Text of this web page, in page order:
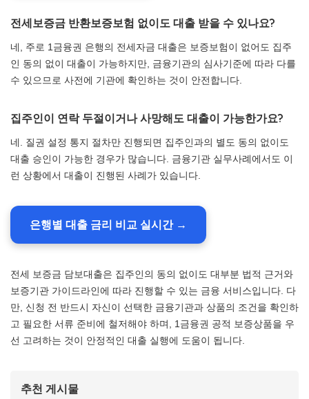
전세보증금 반환보증보험 없이도 대출 받을 수 있나요?
네, 주로 1금융권 은행의 전세자금 대출은 보증보험이 없어도 집주
인 동의 없이 대출이 가능하지만, 금융기관의 심사기준에 따라 다를
수 있으므로 사전에 기관에 확인하는 것이 안전합니다.
집주인이 연락 두절이거나 사망해도 대출이 가능한가요?
네. 질권 설정 통지 절차만 진행되면 집주인과의 별도 동의 없이도
대출 승인이 가능한 경우가 많습니다. 금융기관 실무사례에서도 이
런 상황에서 대출이 진행된 사례가 있습니다.
은행별 대출 금리 비교 실시간 →
전세 보증금 담보대출은 집주인의 동의 없이도 대부분 법적 근거와
보증기관 가이드라인에 따라 진행할 수 있는 금융 서비스입니다. 다
만, 신청 전 반드시 자신이 선택한 금융기관과 상품의 조건을 확인하
고 필요한 서류 준비에 철저해야 하며, 1금융권 공적 보증상품을 우
선 고려하는 것이 안정적인 대출 실행에 도움이 됩니다.
추천 게시물